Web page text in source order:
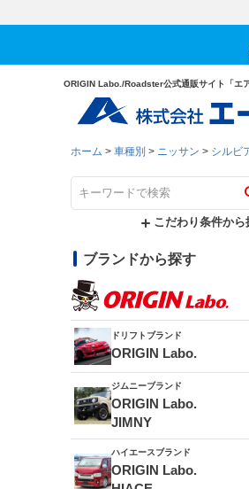
ORIGIN Labo./Roadster公式通販サイト「エ
ホーム 車種別 ニッサン シルビ
こだわり条件から
ブランドから探す
ドリフトブランド
ORIGIN Labo.
エアロシリーズ
ドリフトライン
フロントフェンダー
ジムニーブランド
ORIGIN Labo.
JIMNY
アルミホイール
MUD-ZEUS
ハイエースブランド
ORIGIN Labo.